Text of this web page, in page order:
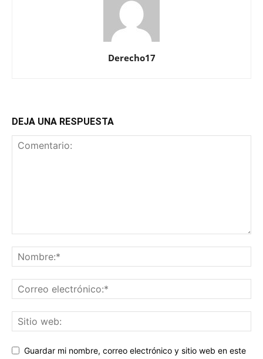
Derecho17
DEJA UNA RESPUESTA
Guardar mi nombre, correo electrónico y sitio web en este